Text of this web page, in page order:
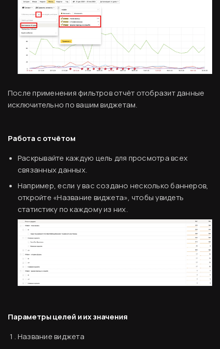
После применения фильтров отчёт отобразит данные
исключительно по вашим виджетам.
Работа с отчётом
Раскрывайте каждую цель для просмотра всех
связанных данных.
Например, если у вас создано несколько баннеров,
откройте «Название виджета», чтобы увидеть
статистику по каждому из них.
Параметры целей и их значения
Название виджета
Согласен